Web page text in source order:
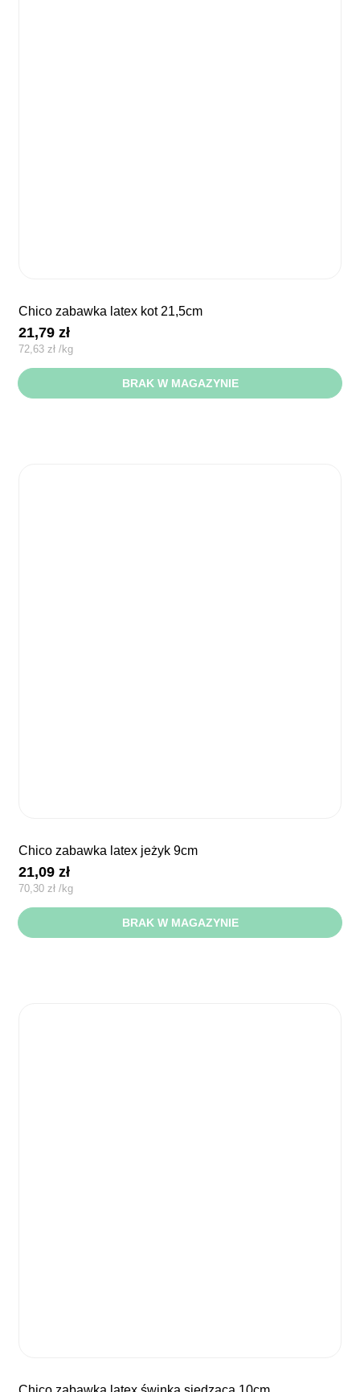
chico zabawka latex kot 21,5cm
21,79zł
72,63 zł /kg
BRAK W MAGAZYNIE
chico zabawka latex jeżyk 9cm
21,09zł
70,30 zł /kg
BRAK W MAGAZYNIE